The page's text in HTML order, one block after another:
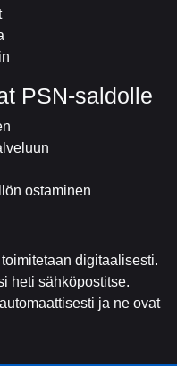
PSN-saldolle
ostaminen
digitaalisesti.
heti sähköpostitse.
ja ne ovat